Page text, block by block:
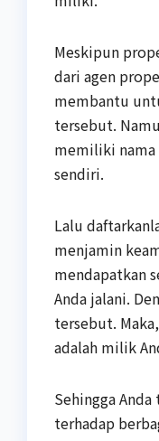
Meskipun
dari agen
membantu
tersebut.
memiliki nama
sendiri.
Lalu
menjamin
mendapatkan
Anda jalani.
tersebut.
adalah milik
Sehingga
terhadap